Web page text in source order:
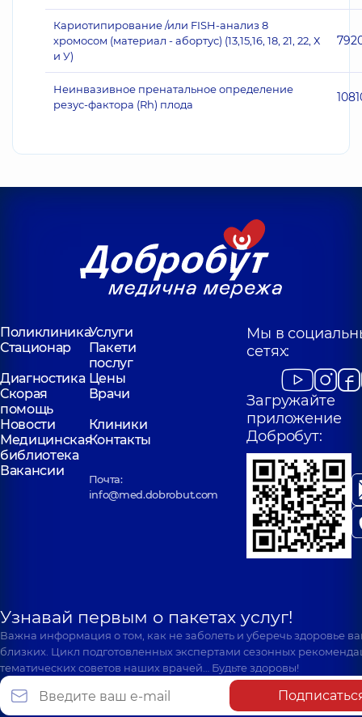
Кариотипирование /или FISH-анализ 8
хромосом (материал - абортус) (13,15,16, 18, 21, 22, Х
и У)
Неинвазивное пренатальное определение
резус-фактора (Rh) плода
ПоликлиникаУслуги
Стационар
Пакети
послуг
Диагностика Цены
Скорая
помощь
Врачи
Новости
Клиники
Медицинская
библиотека
Контакты
Вакансии
Почта:
info@med.dobrobut.com
Мы в
сетях:
Загружайте
приложение
Добробут:
Узнавай первым о пакетах услуг!
Важна информация о том, как не заболеть и уберечь здоровье
близких. Цикл подготовленных экспертами сезонных
тематических советов наших врачей… Будьте здоровы!